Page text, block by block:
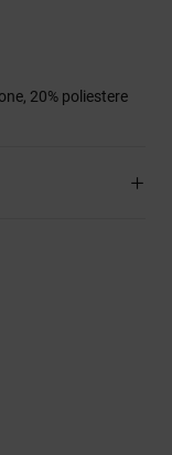
20% poliestere